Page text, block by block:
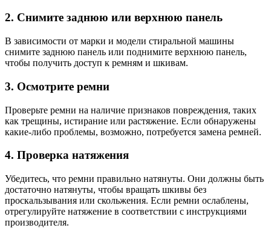
2. Снимите заднюю или верхнюю панель
В зависимости от марки и модели стиральной машины
снимите заднюю панель или поднимите верхнюю панель,
чтобы получить доступ к ремням и шкивам.
3. Осмотрите ремни
Проверьте ремни на наличие признаков повреждения, таких
как трещины, истирание или растяжение. Если обнаружены
какие-либо проблемы, возможно, потребуется замена ремней.
4. Проверка натяжения
Убедитесь, что ремни правильно натянуты. Они должны быть
достаточно натянуты, чтобы вращать шкивы без
проскальзывания или скольжения. Если ремни ослаблены,
отрегулируйте натяжение в соответствии с инструкциями
производителя.